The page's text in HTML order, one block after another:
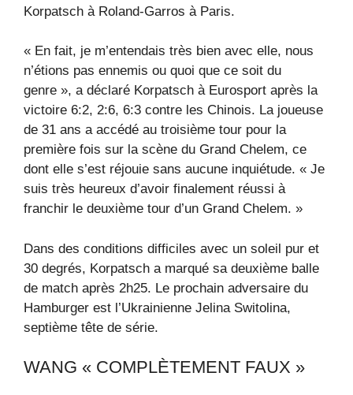
Korpatsch à Roland-Garros à Paris.
« En fait, je m’entendais très bien avec elle, nous
n’étions pas ennemis ou quoi que ce soit du
genre », a déclaré Korpatsch à Eurosport après la
victoire 6:2, 2:6, 6:3 contre les Chinois. La joueuse
de 31 ans a accédé au troisième tour pour la
première fois sur la scène du Grand Chelem, ce
dont elle s’est réjouie sans aucune inquiétude. « Je
suis très heureux d’avoir finalement réussi à
franchir le deuxième tour d’un Grand Chelem. »
Dans des conditions difficiles avec un soleil pur et
30 degrés, Korpatsch a marqué sa deuxième balle
de match après 2h25. Le prochain adversaire du
Hamburger est l’Ukrainienne Jelina Switolina,
septième tête de série.
WANG « COMPLÈTEMENT FAUX »